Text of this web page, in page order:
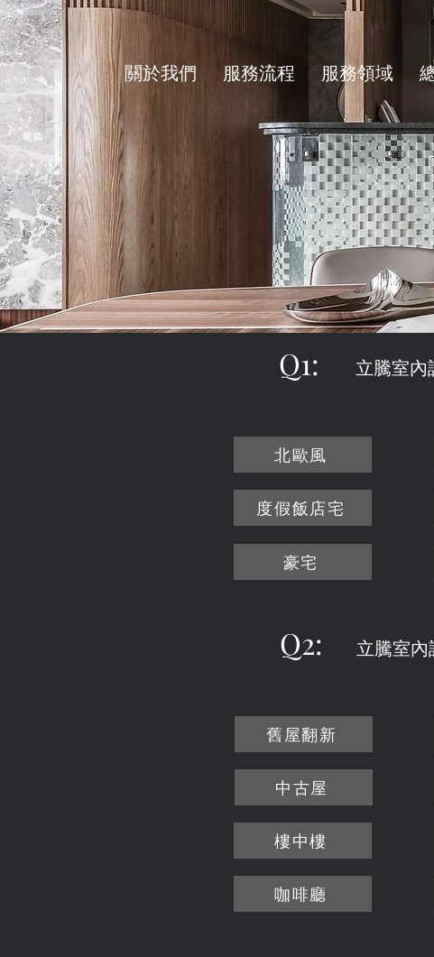
關於我們 服務流程 服務領域
Q1: 立騰室內
北歐風
度假飯店宅
豪宅
Q2: 立騰室
舊屋翻新
中古屋
樓中樓
咖啡廳